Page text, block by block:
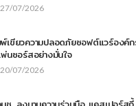
27/07/2026
เขียวความปลอดภัยซอฟต์แวร์องค์ก
พ่นซอร์สอย่างมั่นใจ
20/07/2026